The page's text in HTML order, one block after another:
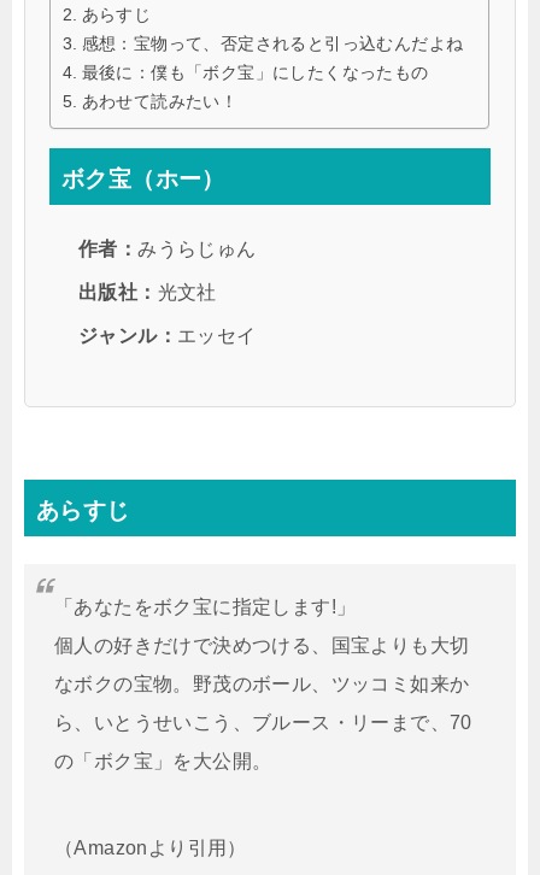
あらすじ
感想：宝物って、否定されると引っ込むんだよね
最後に：僕も「ボク宝」にしたくなったもの
あわせて読みたい！
ボク宝（ホー）
作者：みうらじゅん
出版社： 光文社
ジャンル： エッセイ
あらすじ
「あなたをボク宝に指定します!」
個人の好きだけで決めつける、国宝よりも大切
なボクの宝物。野茂のボール、ツッコミ如来か
ら、いとうせいこう、ブルース・リーまで、70
の「ボク宝」を大公開。
（Amazonより引用）